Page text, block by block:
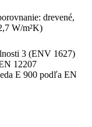
drevené,
W/m²K)
3 (ENV 1627)
12207
E 900 podľa EN